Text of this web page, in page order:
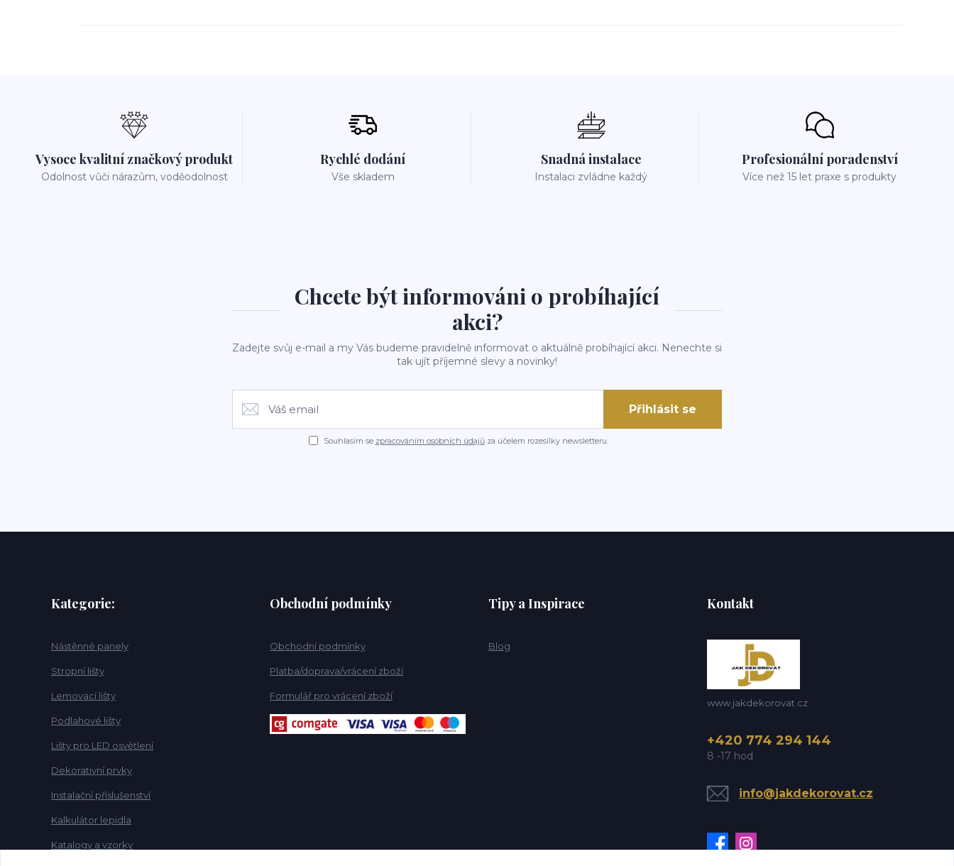
Vysoce kvalitní značkový produkt
Odolnost vůči nárazům, voděodolnost
Rychlé dodání
Vše skladem
Snadná instalace
Instalaci zvládne každý
Profesionální poradenství
Více než 15 let praxe s produkty
Chcete být informováni o probíhající
akci?
Zadejte svůj e-mail a my Vás budeme pravidelně informovat o aktuálně probíhající akci. Nenechte si
tak ujít příjemné slevy a novinky!
Přihlásit se
Souhlasím se zpracováním osobních údajůza účelem rozesílky newsletteru.
Kategorie:
Nástěnné panely
Stropní lišty
Lemovací lišty
Podlahové lišty
Lišty pro LED osvětlení
Dekorativní prvky
Instalační příslušenství
Kalkulátor lepidla
Katalogy a vzorky
Obchodní podmínky
Obchodní podmínky
Platba/doprava/vrácení zboží
Formulář pro vrácení zboží
Tipy a Inspirace
Blog
Kontakt
www.jakdekorovat.cz
+420 774 294 144
8 -17 hod
info@jakdekorovat.cz